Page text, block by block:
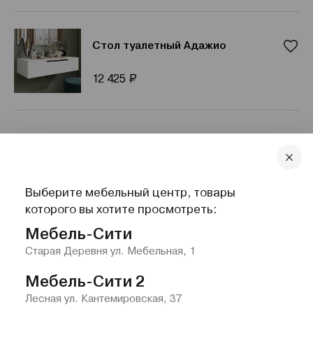
Сортировка
Стол туалетный Адажио
12 425 Р
Выберите мебельный центр, товары
которого вы хотите просмотреть:
Мебель-Сити
Старая Деревня ул. Мебельная, 1
Мебель-Сити 2
Лесная ул. Кантемировская, 37